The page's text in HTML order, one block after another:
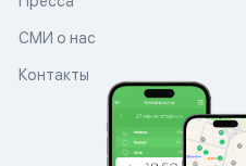
СМИ о нас
Контакты